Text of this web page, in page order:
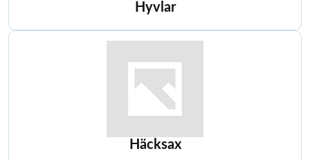
Hyvlar
Häcksax